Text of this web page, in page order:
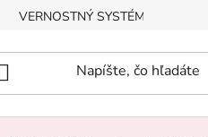
VERNOSTNÝ SYSTÉM, ZĽAVY